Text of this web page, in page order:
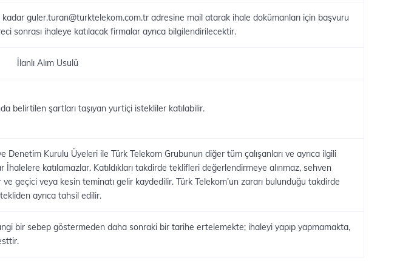
guler.turan@turktelekom.com.tr​ adresine mail atarak ihale dokümanları için başvuru
sonrası ihaleye katılacak firmalar ayrıca bilgilendirilecektir.
İlanlı Alım Usulü
belirtilen şartları taşıyan yurtiçi istekliler katılabilir.
Denetim Kurulu Üyeleri ile Türk Telekom Grubunun diğer tüm çalışanları ve ayrıca ilgili
katılamazlar. Katıldıkları takdirde teklifleri değerlendirmeye alınmaz, sehven
geçici veya kesin teminatı gelir kaydedilir. Türk Telekom’un zararı bulunduğu takdirde
ayrıca tahsil edilir.
bir sebep göstermeden daha sonraki bir tarihe ertelemekte; ihaleyi yapıp yapmamakta,